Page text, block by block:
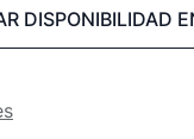
DISPONIBILIDAD